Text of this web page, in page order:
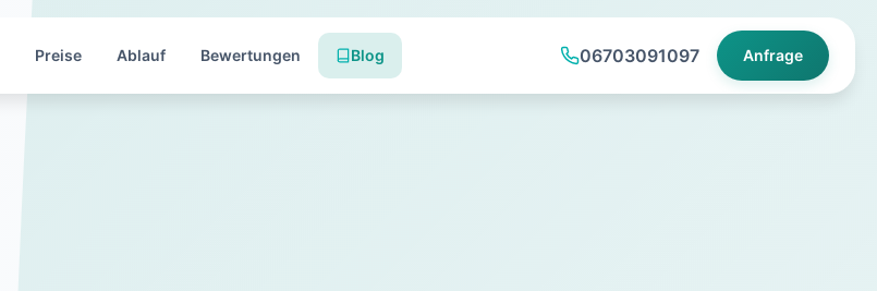
Preise Ablauf Bewertungen Blog 06703091097 Anfrage